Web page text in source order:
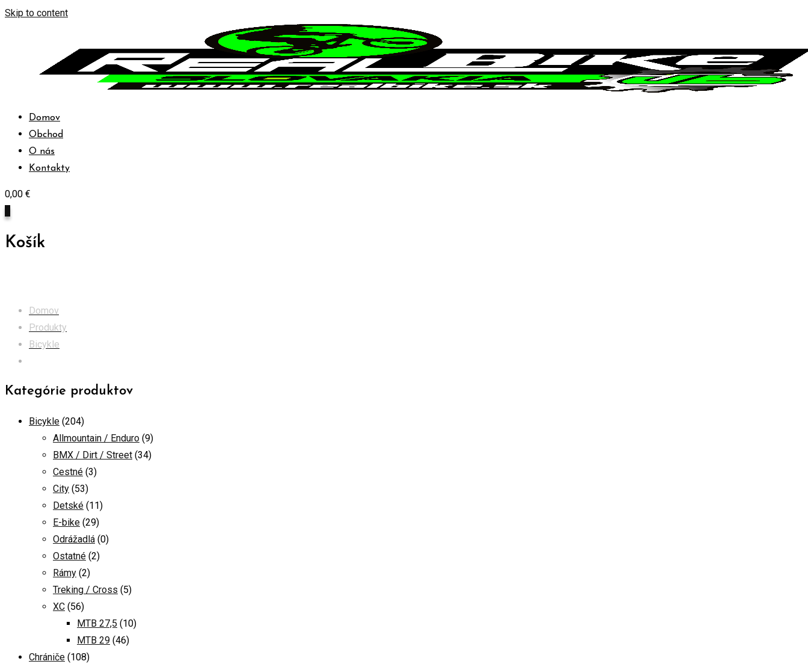
Skip to content
Domov
Obchod
O nás
Kontakty
0,00 €
Košík
Domov
Produkty
Bicykle
Kategórie produktov
Bicykle (204)
Allmountain / Enduro (9)
BMX / Dirt / Street (34)
Cestné (3)
City (53)
Detské (11)
E-bike (29)
Odrážadlá (0)
Ostatné (2)
Rámy (2)
Treking / Cross (5)
XC (56)
MTB 27,5 (10)
MTB 29 (46)
Chrániče (108)